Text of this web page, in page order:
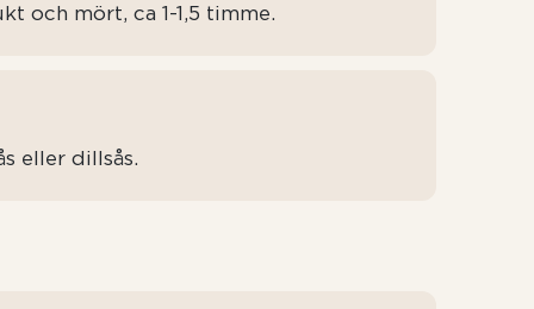
och mört, ca 1-1,5 timme.
eller dillsås.